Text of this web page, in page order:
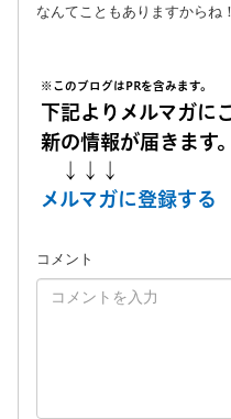
なんてこともありますからね！
※このブログはPRを含みます。
下記よりメルマガに
新の情報が届きます。
↓↓↓
メルマガに登録する
コメント